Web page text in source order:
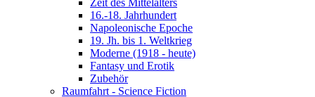
Zeit des Mittelalters
16.-18. Jahrhundert
Napoleonische Epoche
19. Jh. bis 1. Weltkrieg
Moderne (1918 - heute)
Fantasy und Erotik
Zubehör
Raumfahrt - Science Fiction